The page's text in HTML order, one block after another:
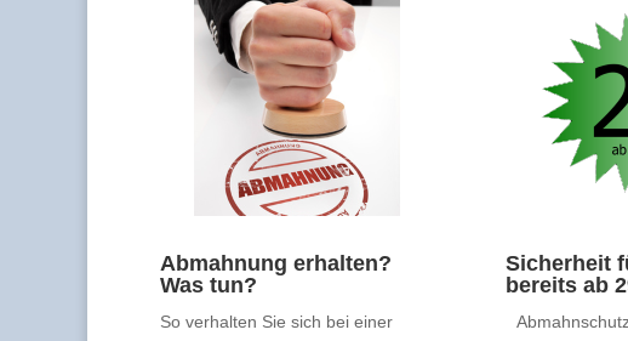
Abmahnung erhalten?
Was tun?
So verhalten Sie sich bei einer
Sicherheit
bereits ab